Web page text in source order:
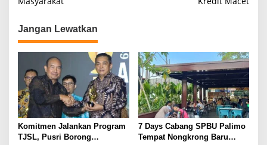
g
a
p
o
s
Jangan Lewatkan
Komitmen Jalankan Program
TJSL, Pusri Borong
7 Days Cabang SPBU Palimo
Tempat Nongkrong Baru